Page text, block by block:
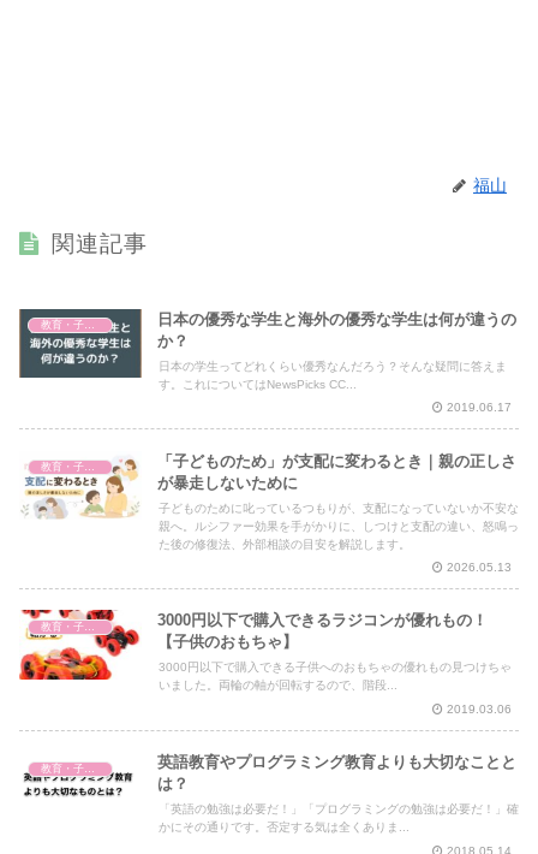
福山
関連記事
日本の優秀な学生と海外の優秀な学生は何が違うの
か？
日本の学生ってどれくらい優秀なんだろう？そんな疑問に答えま
す。これについてはNewsPicks CC...
2019.06.17
「子どものため」が支配に変わるとき｜親の正しさ
が暴走しないために
子どものために叱っているつもりが、支配になっていないか不安な
親へ。ルシファー効果を手がかりに、しつけと支配の違い、怒鳴っ
た後の修復法、外部相談の目安を解説します。
2026.05.13
3000円以下で購入できるラジコンが優れもの！
【子供のおもちゃ】
3000円以下で購入できる子供へのおもちゃの優れもの見つけちゃ
いました。両輪の軸が回転するので、階段...
2019.03.06
英語教育やプログラミング教育よりも大切なことと
は？
「英語の勉強は必要だ！」「プログラミングの勉強は必要だ！」確
かにその通りです。否定する気は全くありま...
2018.05.14